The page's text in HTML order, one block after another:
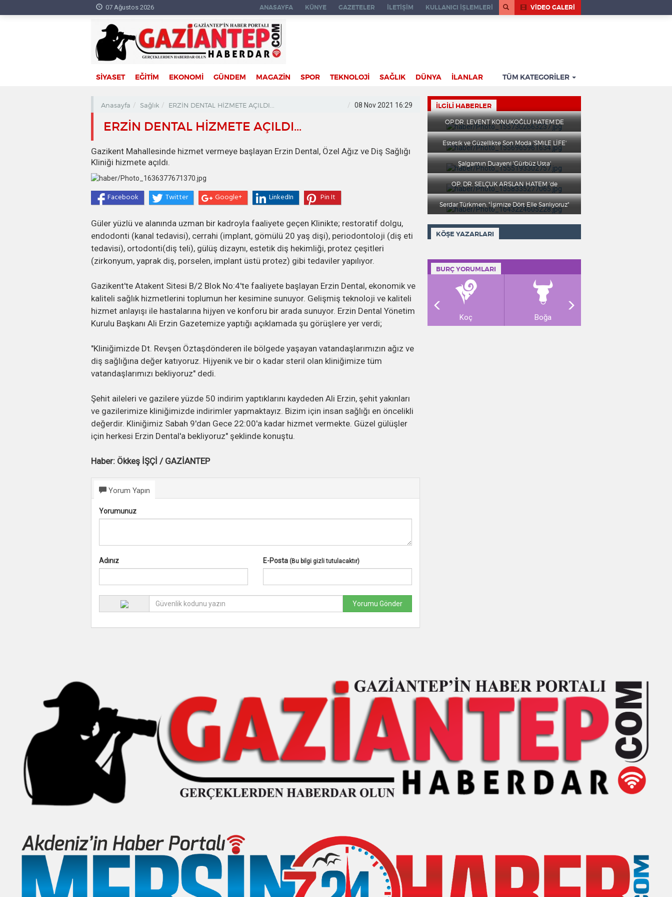
07 Ağustos 2026 VİDEO GALERİ
ANASAYFA KÜNYE GAZETELER İLETİŞİM KULLANICI İŞLEMLERİ
SİYASET EĞİTİM EKONOMİ GÜNDEM MAGAZİN SPOR TEKNOLOJİ SAĞLIK DÜNYA İLANLAR TÜM KATEGORİLER
Anasayfa Sağlık ERZİN DENTAL HİZMETE AÇILDI... 08 Nov 2021 16:29
ERZİN DENTAL HİZMETE AÇILDI...
Gazikent Mahallesinde hizmet vermeye başlayan Erzin Dental, Özel Ağız ve Diş Sağlığı
Kliniği hizmete açıldı.
Facebook Twitter Google+ LinkedIn Pin It
Güler yüzlü ve alanında uzman bir kadroyla faaliyete geçen Klinikte; restoratif dolgu,
endodonti (kanal tedavisi), cerrahi (implant, gömülü 20 yaş dişi), periodontoloji (diş eti
tedavisi), ortodonti(diş teli), gülüş dizaynı, estetik diş hekimliği, protez çeşitleri
(zirkonyum, yaprak diş, porselen, implant üstü protez) gibi tedaviler yapılıyor.
Gazikent'te Atakent Sitesi B/2 Blok No:4'te faaliyete başlayan Erzin Dental, ekonomik ve
kaliteli sağlık hizmetlerini toplumun her kesimine sunuyor. Gelişmiş teknoloji ve kaliteli
hizmet anlayışı ile hastalarına hijyen ve konforu bir arada sunuyor. Erzin Dental Yönetim
Kurulu Başkanı Ali Erzin Gazetemize yaptığı açıklamada şu görüşlere yer verdi;
"Kliniğimizde Dt. Revşen Öztaşdönderen ile bölgede yaşayan vatandaşlarımızın ağız ve
diş sağlığına değer katıyoruz. Hijyenik ve bir o kadar steril olan kliniğimize tüm
vatandaşlarımızı bekliyoruz" dedi.
Şehit aileleri ve gazilere yüzde 50 indirim yaptıklarını kaydeden Ali Erzin, şehit yakınları
ve gazilerimize kliniğimizde indirimler yapmaktayız. Bizim için insan sağlığı en öncelikli
değerdir. Kliniğimiz Sabah 9'dan Gece 22:00'a kadar hizmet vermekte. Güzel gülüşler
için herkesi Erzin Dental'a bekliyoruz" şeklinde konuştu.
Haber: Ökkeş İŞÇİ / GAZİANTEP
Yorum Yapın
Yorumunuz
Adınız E-Posta (Bu bilgi gizli tutulacaktır)
İLGILI HABERLER
OP.DR. LEVENT KONUKOĞLU HATEM’DE
Estetik ve Güzellikte Son Moda 'SMiLE LİFE'
Şalgamın Duayeni 'Gürbüz Usta'
OP. DR. SELÇUK ARSLAN HATEM ’de
Serdar Türkmen; "İşimize Dört Elle Sarılıyoruz"
KÖŞE YAZARLARI
BURÇ YORUMLARI
Koç Boğa